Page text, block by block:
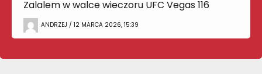
Zalalem w walce wieczoru UFC Vegas 116
ANDRZEJ / 12 MARCA 2026, 15:39